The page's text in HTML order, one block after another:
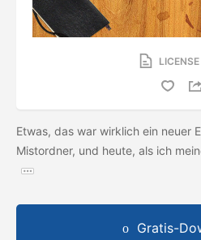
Etwas, das war wirklich ein neuer
Mistordner, und heute, als ich
Gratis-